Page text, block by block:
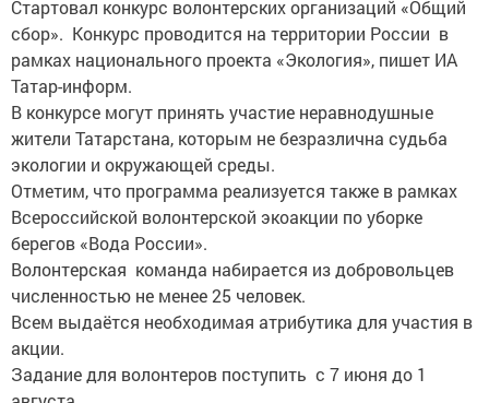
Стартовал конкурс волонтерских организаций «Общий
сбор». Конкурс проводится на территории России в
рамках национального проекта «Экология», пишет ИА
Татар-информ.
В конкурсе могут принять участие неравнодушные
жители Татарстана, которым не безразлична судьба
экологии и окружающей среды.
Отметим, что программа реализуется также в рамках
Всероссийской волонтерской экоакции по уборке
берегов «Вода России».
Волонтерская команда набирается из добровольцев
численностью не менее 25 человек.
Всем выдаётся необходимая атрибутика для участия в
акции.
Задание для волонтеров поступить с 7 июня до 1